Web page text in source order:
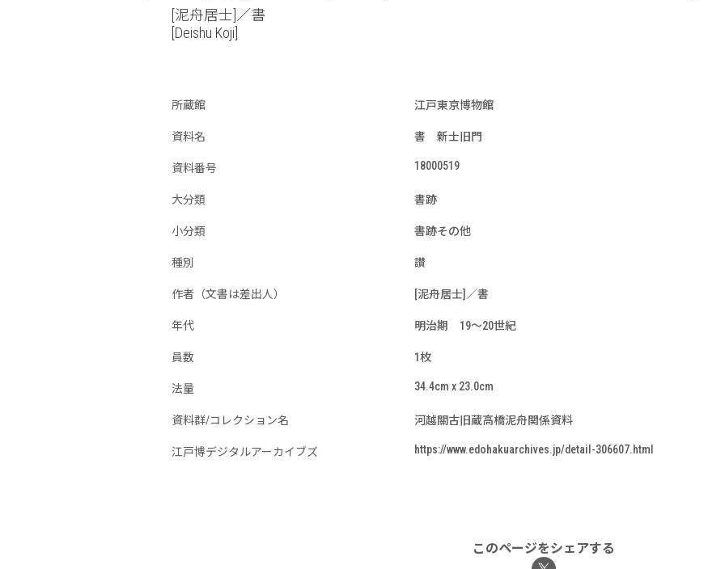
[泥舟居士]／書
[Deishu Koji]
所蔵館 江戸東京博物館
資料名 書 新士旧門
資料番号 18000519
大分類 書跡
小分類 書跡その他
種別 讃
作者（文書は差出人） [泥舟居士]／書
年代 明治期 19～20世紀
員数 1枚
法量 34.4cm x 23.0cm
資料群/コレクション名 河越關古旧蔵高橋泥舟関係資料
江戸博デジタルアーカイブズ https://www.edohakuarchives.jp/detail-306607.html
このページをシェアする